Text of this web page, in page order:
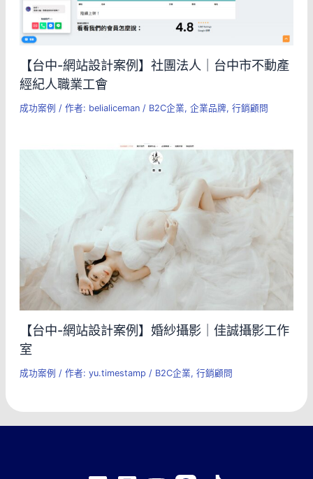
【台中-網站設計案例】社團法人｜台中市不動產
經紀人職業工會
成功案例 / 作者: belialiceman / B2C企業, 企業品牌, 行銷顧問
【台中-網站設計案例】婚紗攝影｜佳誠攝影工作
室
成功案例 / 作者: yu.timestamp / B2C企業, 行銷顧問